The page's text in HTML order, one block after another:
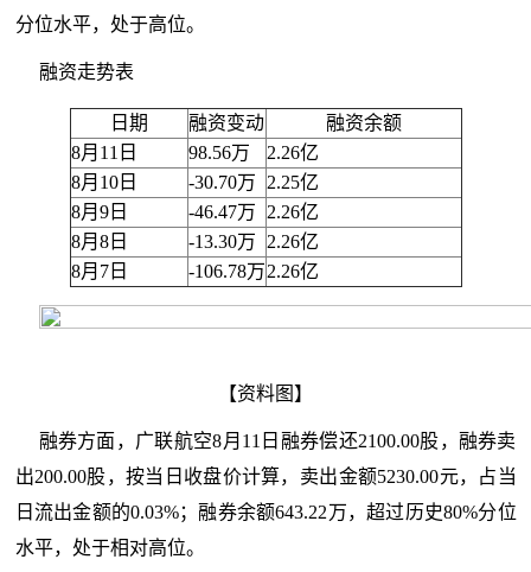
分位水平，处于高位。
融资走势表
日期 融资变动
融资余额
8月11日
98.56万
2.26亿
8月10日
-30.70万
2.25亿
8月9日
-46.47万
2.26亿
8月8日
-13.30万
2.26亿
8月7日
-106.78万2.26亿
【资料图】
融券方面，广联航空8月11日融券偿还2100.00股，融券卖
出200.00股，按当日收盘价计算，卖出金额5230.00元，占当
日流出金额的0.03%；融券余额643.22万，超过历史80%分位
水平，处于相对高位。